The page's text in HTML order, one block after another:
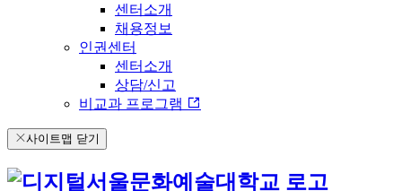
센터소개
채용정보
인권센터
센터소개
상담/신고
비교과 프로그램
사이트맵 닫기